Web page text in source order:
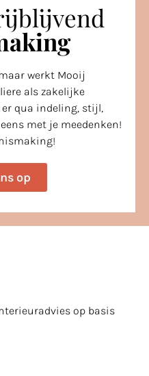
werkt Mooij
als zakelijke
qua indeling, stijl,
met je meedenken!
op
op basis